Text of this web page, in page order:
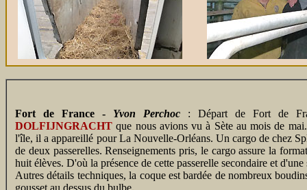
Fort de France - Yvon Perchoc : Départ de Fort de
DOLFIJNGRACHT que nous avions vu à Sète au mois de
l'île, il a appareillé pour La Nouvelle-Orléans. Un cargo de chez
de deux passerelles. Renseignements pris, le cargo assure la
huit élèves. D'où la présence de cette passerelle secondaire et d'une
Autres détails techniques, la coque est bardée de nombreux
gousset au dessus du bulbe.